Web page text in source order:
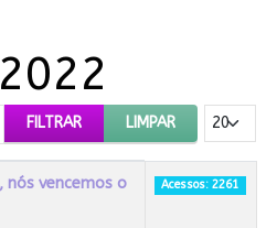
FILTRAR LIMPAR Mostrar #
nós vencemos o
Acessos: 2261